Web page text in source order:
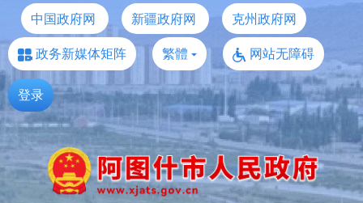
中国政府网 新疆政府网
克州政府网
政务新媒体矩阵
繁體 网站无障碍
登录